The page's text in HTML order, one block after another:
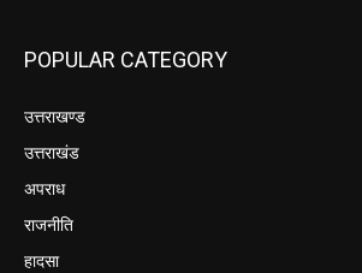
POPULAR CATEGORY
उत्तराखण्ड
उत्तराखंड
अपराध
राजनीति
हादसा